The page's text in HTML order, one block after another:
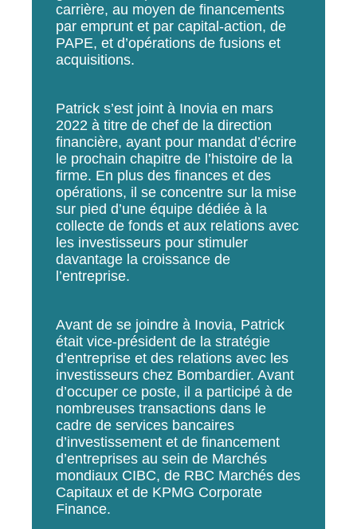
carrière, au moyen de financements
par emprunt et par capital-action, de
PAPE, et d’opérations de fusions et
acquisitions.
Patrick s’est joint à Inovia en mars
2022 à titre de chef de la direction
financière, ayant pour mandat d’écrire
le prochain chapitre de l’histoire de la
firme. En plus des finances et des
opérations, il se concentre sur la mise
sur pied d’une équipe dédiée à la
collecte de fonds et aux relations avec
les investisseurs pour stimuler
davantage la croissance de
l’entreprise.
Avant de se joindre à Inovia, Patrick
était vice-président de la stratégie
d’entreprise et des relations avec les
investisseurs chez Bombardier. Avant
d’occuper ce poste, il a participé à de
nombreuses transactions dans le
cadre de services bancaires
d’investissement et de financement
d’entreprises au sein de Marchés
mondiaux CIBC, de RBC Marchés des
Capitaux et de KPMG Corporate
Finance.